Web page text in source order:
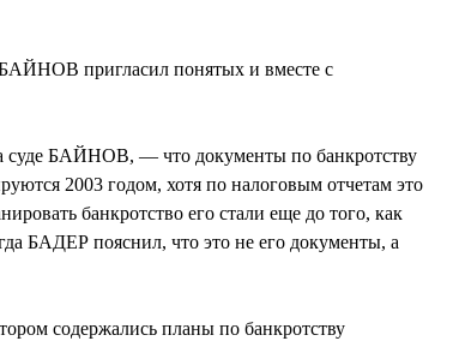
пригласил понятых и вместе с
БАЙНОВ, — что документы по банкротству
2003 годом, хотя по налоговым отчетам это
банкротство его стали еще до того, как
БАДЕР пояснил, что это не его документы, а
содержались планы по банкротству